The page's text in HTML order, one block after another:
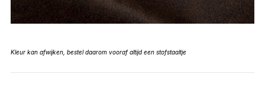
Kleur kan afwijken, bestel daarom vooraf altijd een stofstaaltje